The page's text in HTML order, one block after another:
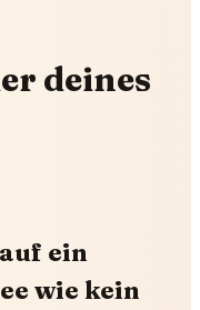
deines
ein
wie kein